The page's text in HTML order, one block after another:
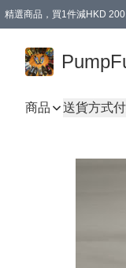
精選商品，買1件減HKD
商品 送貨方式